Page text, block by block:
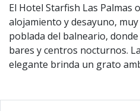
El Hotel Starfish Las Palmas
alojamiento y desayuno, muy
poblada del balneario,
bares y centros nocturnos.
elegante brinda un grato